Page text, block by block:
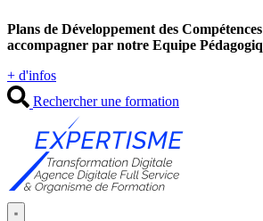
au
contenu
Plans de Développement des
accompagner par notre Equipe
+ d'infos
Rechercher une formation